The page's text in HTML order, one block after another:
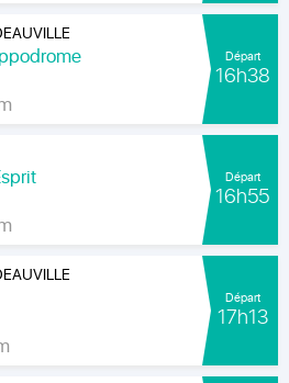
Départ
16h38
Départ
16h55
Départ
17h13